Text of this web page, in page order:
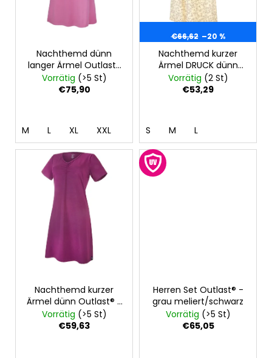
t
e
Nachthemd dünn
langer Ärmel Outlast®
- Dunkelaltrosa
Vorrätig (>5 St)
€75,90
M L XL XXL
€66,62 –20 %
Nachthemd kurzer
Ärmel DRUCK dünn
Outlast® - Hellgelb
Blümchen
Vorrätig (2 St)
€53,29
S M L
Nachthemd kurzer
Ärmel dünn Outlast® -
Pflaumenfarbe
Vorrätig (>5 St)
€59,63
Herren Set Outlast® -
grau meliert/schwarz
Vorrätig (>5 St)
€65,05